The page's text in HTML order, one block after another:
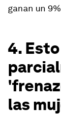
ganan un
4.
las